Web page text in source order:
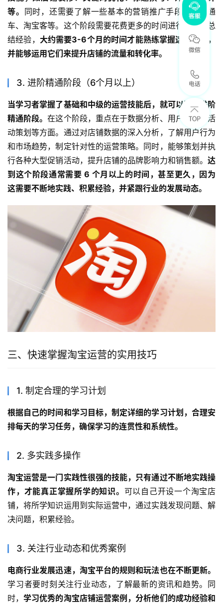
等。
同时，还需要了解一些基本的营销推广手段，如直通
车、淘宝客等。这个阶段需要花费更多的时间进行实践和总
结经验， 大约需要3-6个月的时间才能熟练掌握这些技能，
并能够运用它们来提升店铺的流量和转化率。
3. 进阶精通阶段（6个月以上）
当学习者掌握了基础和中级的运营技能后，就可以进入进阶
精通阶段。在这个阶段，重点在于数据分析、用户运营、活
动策划等方面。通过对店铺数据的深入分析，了解用户行为
和市场趋势，制定针对性的运营策略。同时，能够策划并执
行各种大型促销活动，提升店铺的品牌影响力和销售额。 达
到这个阶段通常需要 6 个月以上的时间，甚至更久，因为
这需要不断地实践、积累经验，并紧跟行业的发展动态。
三、快速掌握淘宝运营的实用技巧
1. 制定合理的学习计划
根据自己的时间和学习目标，制定详细的学习计划，合理安
排每天的学习任务，确保学习的连贯性和系统性。
2. 多实践多操作
淘宝运营是一门实践性很强的技能，只有通过不断地实践操
作，才能真正掌握所学的知识。 可以自己开设一个淘宝店
铺，将所学知识运用到实际运营中，通过实践发现问题、解
决问题，积累经验。
3. 关注行业动态和优秀案例
电商行业发展迅速，淘宝平台的规则和玩法也在不断更新。
学习者要时刻关注行业动态，了解最新的资讯和趋势。同
时，学习优秀的淘宝店铺运营案例，分析他们的成功经验和